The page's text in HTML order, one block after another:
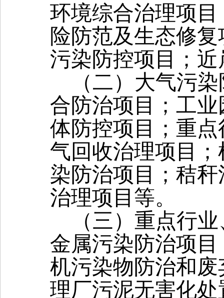
环境综合治理项
险防范及生态修
污染防控项目；
（二） 大气污
合防治项目；工
体防控项目；重
气回收治理项目
染防治项目；秸
治理项目等。
（三）重点行
金属污染防治项
机污染物防治和
理厂污泥无害化